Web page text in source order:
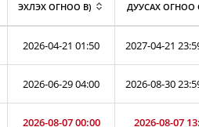
ЭХЛЭХ ОГНОО B) ДУУСАХ ОГНОО
2026-04-21 01:50 2027-04-21
2026-06-29 04:00 2026-08-30
2026-08-07 00:00 2026-08-07